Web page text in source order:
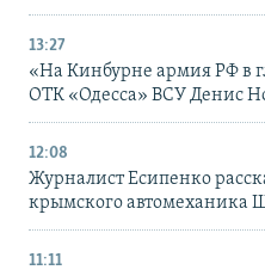
13:27
«На Кинбурне армия РФ в
ОТК «Одесса» ВСУ Денис
12:08
Журналист Есипенко
крымского автомеханика
11:11